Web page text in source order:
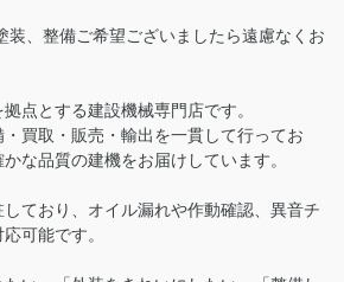
装、整備ご希望ございましたら遠慮なくお
点とする建設機械専門店です。
買取・販売・輸出を一貫して行ってお
な品質の建機をお届けしています。
ており、オイル漏れや作動確認、異音チ
可能です。